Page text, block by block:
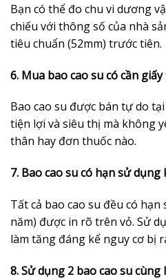
Bạn có thể đo chu vi dương
chiếu với thông số của nhà
tiêu chuẩn (52mm) trước tiên.
6. Mua bao cao su có cần
Bao cao su được bán tự do
tiện lợi và siêu thị mà không
thân hay đơn thuốc nào.
7. Bao cao su có hạn sử dụng
Tất cả bao cao su đều có
năm) được in rõ trên vỏ. Sử
làm tăng đáng kể nguy cơ bị
8. Sử dụng 2 bao cao su